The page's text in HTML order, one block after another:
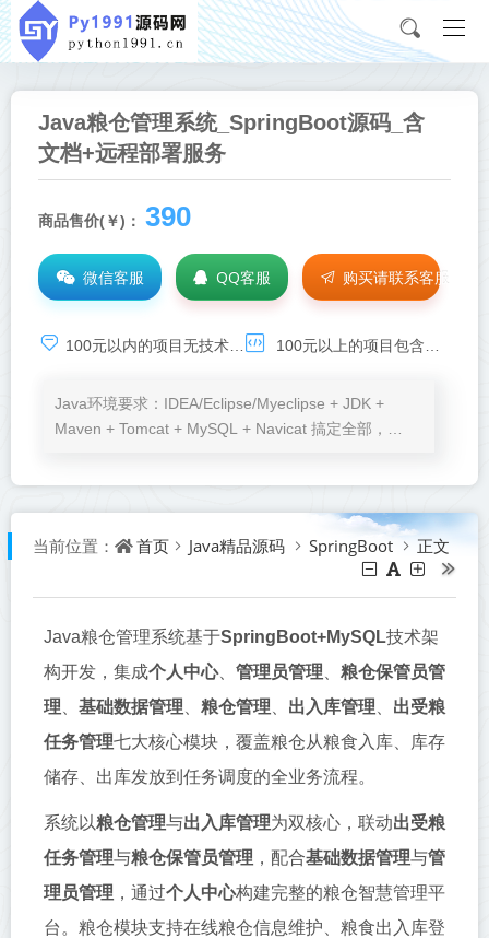
Java粮仓管理系统_SpringBoot源码_含
文档+远程部署服务
商品售价(￥)： 390
微信客服 QQ客服 购买请联系客服
100元以内的项目无技术基础服务，承诺项目可运行，如需技术支持，请点击： 100元以上的项目包含环境安装、程序运行、BUG调试等免费服务
Java环境要求：IDEA/Eclipse/Myeclipse + JDK +
Maven + Tomcat + MySQL + Navicat 搞定全部，
当前位置： 首页 Java精品源码 SpringBoot 正文
Java粮仓管理系统基于SpringBoot+MySQL技术架
构开发，集成个人中心、 管理员管理
粮仓保管员管
理
基础数据管理 粮仓管理 出入库管理
出受粮
任务管理七大核心模块，覆盖粮仓从粮食入库、库存
储存、出库发放到任务调度的全业务流程。
系统以粮仓管理与出入库管理为双核心，联动出受粮
任务管理与粮仓保管员管理 ，配合基础数据管理与管
理员管理 ，通过个人中心构建完整的粮仓智慧管理平
台。粮仓模块支持在线粮仓信息维护、粮食出入库登